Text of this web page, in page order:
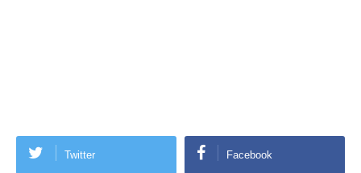
Twitter Facebook